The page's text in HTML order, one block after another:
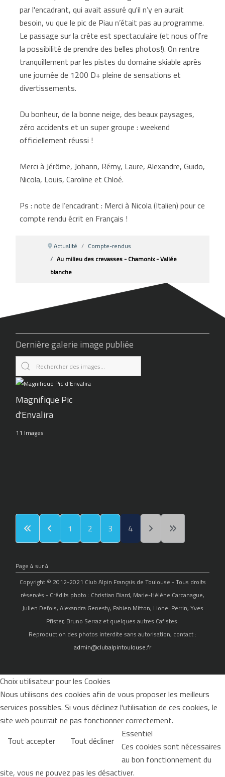
par l'encadrant, qui avait assuré qu'il n’y en aurait
besoin, vu que le pic de Piau n’était pas au programme.
Le passage sur la crête est spectaculaire (et nous offre
la possibilité de prendre des belles photos!). On rentre
tranquillement par les pistes du domaine skiable après
une journée de 1200 D+ pleine de sensations et
divertissements.
Du bonheur, de la bonne neige, des beaux paysages,
zéro accidents et un super groupe : weekend
officiellement réussi !
Merci à Jérôme, Johann, Rémy, Laure, Alexandre, Guido,
Nicola, Louis, Caroline et Chloé.
Ps : note de l’encadrant : Merci à Nicola (Italien) pour ce
compte rendu écrit en Français !
Actualité
Compte-rendus
Au milieu des crevasses - Chamonix - Vallée
blanche
Dernière galerie image publiée
Magnifique Pic
d'Envalira
11 Images
1 2 3 4
Page 4 sur 4
Copyright © 2012-2021 Club Alpin Français de Toulouse - Tous droits
réservés - Crédits photo : Christian Biard, Marie-Hélène Carcanague,
Julien Defois, Alexandra Genesty, Fabien Mitton, Lionel Perrin, Yves
Pfister, Bruno Serraz et quelques autres Cafistes.
Reproduction des photos interdite sans autorisation, contact :
admin@clubalpintoulouse.fr
Choix utilisateur pour les Cookies
Nous utilisons des cookies afin de vous proposer les meilleurs
services possibles. Si vous déclinez l'utilisation de ces cookies, le
site web pourrait ne pas fonctionner correctement.
Tout accepter
Tout décliner Essentiel
Ces cookies sont nécessaires
au bon fonctionnement du
site, vous ne pouvez pas les désactiver.